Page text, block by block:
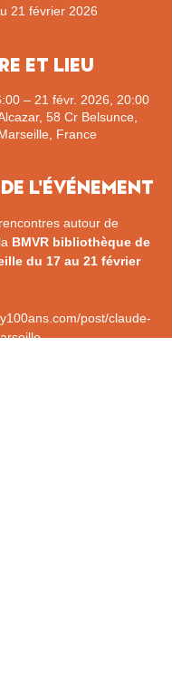
21 février 2026
et lieu
– 21 févr. 2026, 20:00
58 Cr Belsunce,
France
l'événement
autour de
BMVR bibliothèque de
du 17 au 21 février
post/claude-